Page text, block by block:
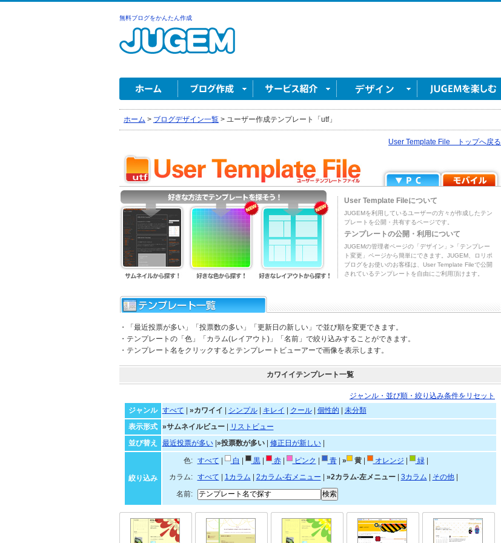
無料ブログをかんたん作成
ホーム > ブログデザイン一覧 > ユーザー作成テンプレート「utf」
User Template File トップへ戻る
User Template Fileについて
JUGEMを利用しているユーザーの方々が作成したテン
プレートを公開・共有するページです。
テンプレートの公開・利用について
JUGEMの管理者ページの「デザイン」>「テンプレー
ト変更」ページから簡単にできます。JUGEM、ロリポ
ブログをお使いのお客様は、User Template Fileで公開
されているテンプレートを自由にご利用頂けます。
・「最近投票が多い」「投票数の多い」「更新日の新しい」で並び順を変更できます。
・テンプレートの「色」「カラム(レイアウト)」「名前」で絞り込みすることができます。
・テンプレート名をクリックするとテンプレートビューアーで画像を表示します。
カワイイテンプレート一覧
ジャンル・並び順・絞り込み条件をリセット
ジャンル
すべて »カワイイ シンプル| キレイ クール| 個性的
未分類
表示形式
»サムネイルビュー|
リストビュー
並び替え
最近投票が多い| »投票数が多い| 修正日が新しい|
絞り込み
色: すべて 白 黒| 赤| ピンク 青| » 黄| オレンジ 緑|
カラム:
すべて 1カラム 2カラム-右メニュー »2カラム-左メニュー| 3カラム その他|
名前: